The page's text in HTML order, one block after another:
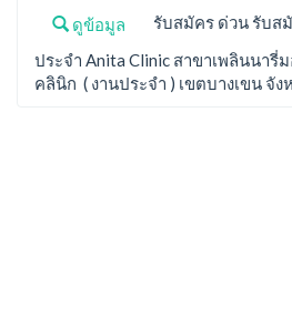
ดูข้อมูล
รับสมัคร ด่วน รับส
ประจำ Anita Clinic สาขาเพลินนารี่
คลินิก ( งานประจำ ) เขตบางเขน จั